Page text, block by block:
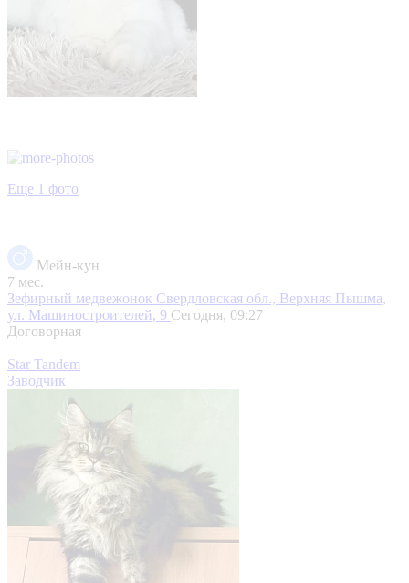
Еще 1 фото
Мейн-кун
7 мес.
Зефирный медвежонок Свердловская обл., Верхняя Пышма,
ул. Машиностроителей, 9 Сегодня, 09:27
Договорная
Star Tandem
Заводчик